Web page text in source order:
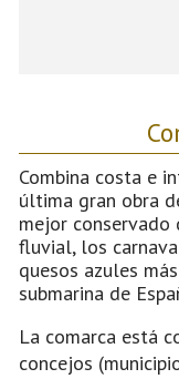
Combina costa e
última gran obra
mejor conservado
fluvial, los
quesos azules
submarina de
La comarca está
concejos